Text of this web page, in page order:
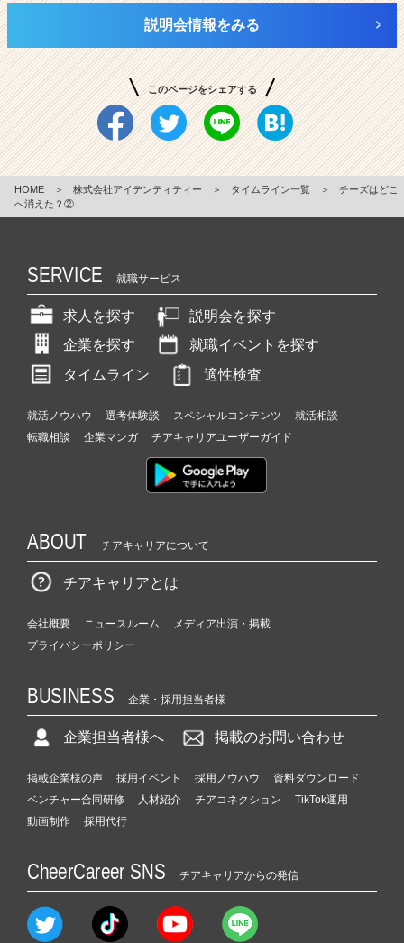
説明会情報をみる
このページをシェアする
HOME ＞ 株式会社アイデンティティー ＞ タイムライン一覧 ＞
チーズはどこ
へ消えた？②
SERVICE 就職サービス
求人を探す
説明会を探す
企業を探す
就職イベントを探す
タイムライン
適性検査
就活ノウハウ 選考体験談 スペシャルコンテンツ
就活相談
転職相談
企業マンガ チアキャリアユーザーガイド
ABOUT チアキャリアについて
チアキャリアとは
会社概要 ニュースルーム
メディア出演・掲載
プライバシーポリシー
BUSINESS 企業・採用担当者様
企業担当者様へ 掲載のお問い合わせ
掲載企業様の声 採用イベント 採用ノウハウ
資料ダウンロード
ベンチャー合同研修
人材紹介 チアコネクション
TikTok運用
動画制作
採用代行
CheerCareer SNS チアキャリアからの発信